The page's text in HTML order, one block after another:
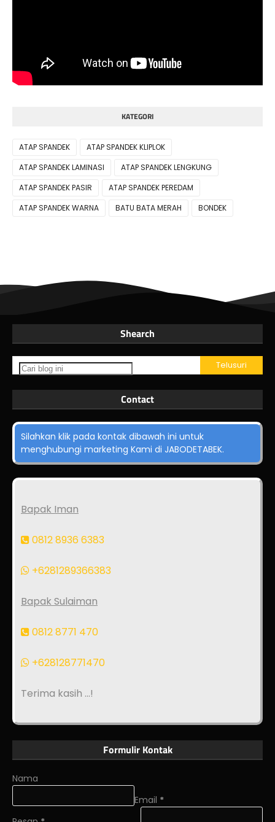
KATEGORI
ATAP SPANDEK
ATAP SPANDEK KLIPLOK
ATAP SPANDEK LAMINASI
ATAP SPANDEK LENGKUNG
ATAP SPANDEK PASIR
ATAP SPANDEK PEREDAM
ATAP SPANDEK WARNA
BATU BATA MERAH BONDEK
Shearch
Contact
Silahkan klik pada kontak dibawah ini untuk
menghubungi marketing Kami di JABODETABEK.
Bapak Iman
0812 8936 6383
+6281289366383
Bapak Sulaiman
0812 8771 470
+628128771470
Terima kasih ...!
Formulir Kontak
Nama
Email *